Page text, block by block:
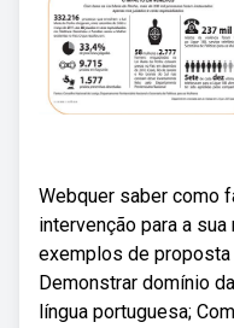
Webquer saber como
intervenção para a
exemplos de proposta
Demonstrar domínio
língua portuguesa;